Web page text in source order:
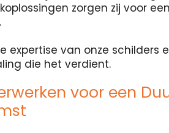
zorgen zij voor
expertise van onze schilders
die het verdient.
voor een